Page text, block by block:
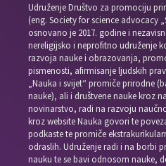
Udruženje Društvo za promociju
(eng. Society for science advocacy
osnovano je 2017. godine i
nereligijsko i neprofitno udruženje
razvoja nauke i obrazovanja,
pismenosti, afirmisanje ljudskih
„Nauka i svijet“ promiče prirodne
nauke), ali i društvene nauke kroz
novinarstvo, radi na razvoju
kroz website Nauka govori te
podkaste te promiče
odraslih. Udruženje radi i na borbi
nauku te se bavi odnosom nauke,